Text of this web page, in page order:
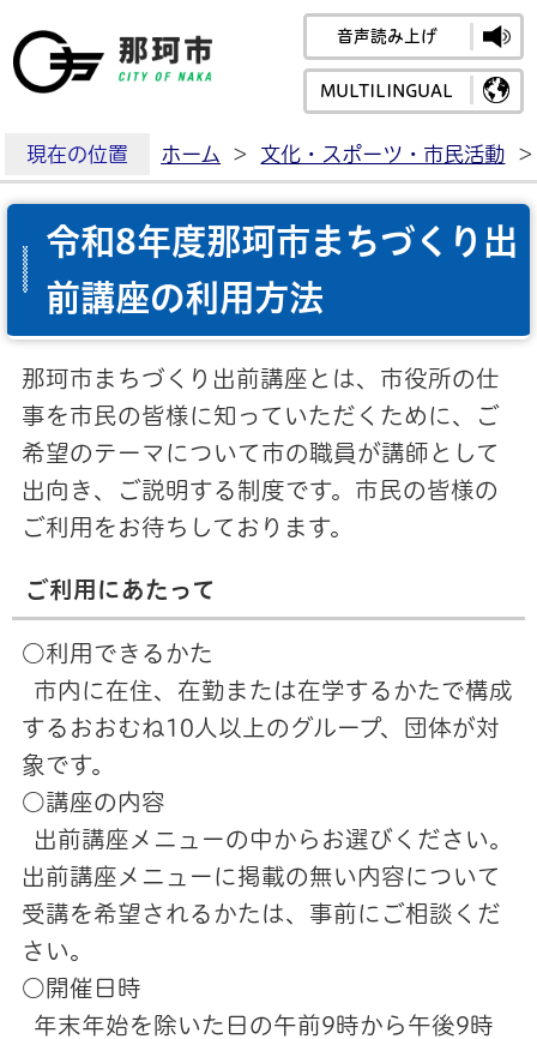
那珂市公式ホームペ
音声読み上げ
MULTILINGUAL
現在の位置 ホーム > 文化・スポーツ・市民活動 >
令和8年度那珂市まちづくり出
前講座の利用方法
那珂市まちづくり出前講座とは、市役所の仕
事を市民の皆様に知っていただくために、ご
希望のテーマについて市の職員が講師として
出向き、ご説明する制度です。市民の皆様の
ご利用をお待ちしております。
ご利用にあたって
○利用できるかた
市内に在住、在勤または在学するかたで構成
するおおむね10人以上のグループ、団体が対
象です。
○講座の内容
出前講座メニューの中からお選びください。
出前講座メニューに掲載の無い内容について
受講を希望されるかたは、事前にご相談くだ
さい。
○開催日時
年末年始を除いた日の午前9時から午後9時